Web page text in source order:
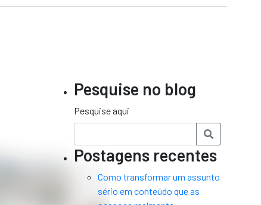
Pesquise no blog
Pesquise aqui
Postagens recentes
Como transformar um assunto
sério em conteúdo que as